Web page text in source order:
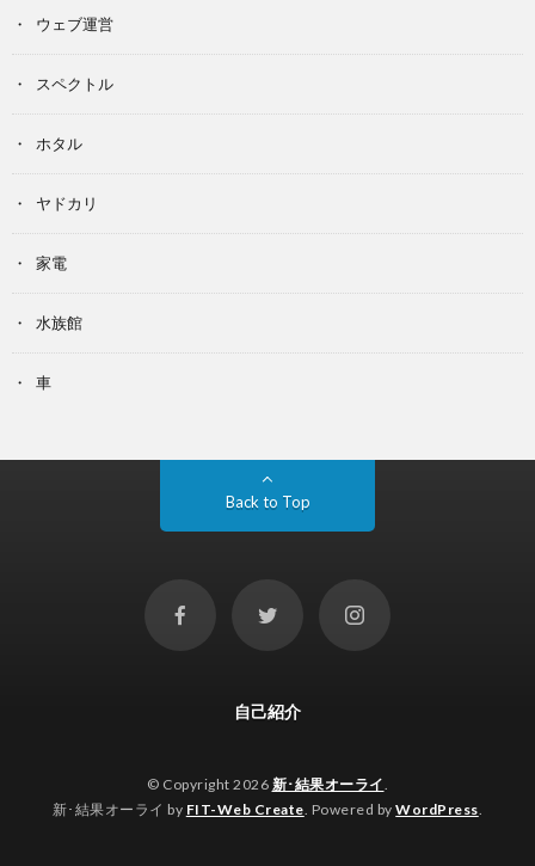
ウェブ運営
スペクトル
ホタル
ヤドカリ
家電
水族館
車
Back to Top
自己紹介
© Copyright 2026 新･結果オーライ.
新･結果オーライ by FIT-Web Create. Powered byWordPress.